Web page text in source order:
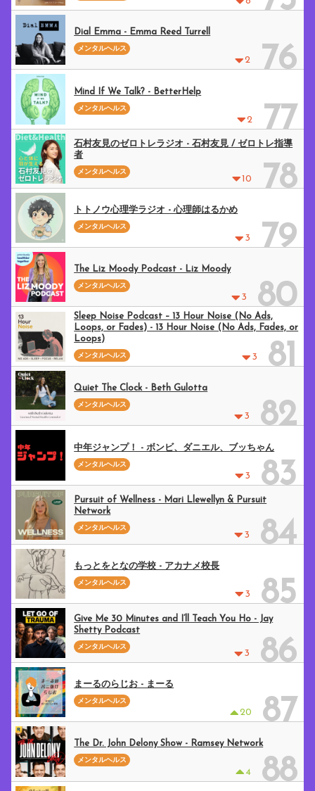
2 76
Dial Emma - Emma Reed Turrell
メンタルヘルス
2 77
Mind If We Talk? - BetterHelp
メンタルヘルス
10 78
石村友見のゼロトレラジオ - 石村友見 / ゼロトレ指導
者
メンタルヘルス
3 79
トトノウ心理学ラジオ - 心理師はるかめ
メンタルヘルス
3 80
The Liz Moody Podcast - Liz Moody
メンタルヘルス
3 81
Sleep Noise Podcast – 13 Hour Noise (No Ads,
Loops, or Fades) - 13 Hour Noise (No Ads, Fades, or
Loops)
メンタルヘルス
3 82
Quiet The Clock - Beth Gulotta
メンタルヘルス
3 83
中年ジャンプ！ - ボンビ、ダニエル、ブッちゃん
メンタルヘルス
3 84
Pursuit of Wellness - Mari Llewellyn & Pursuit
Network
メンタルヘルス
3 85
もっとをとなの学校 - アカナメ校長
メンタルヘルス
3 86
Give Me 30 Minutes and I’ll Teach You Ho - Jay
Shetty Podcast
メンタルヘルス
20 87
まーるのらじお - まーる
メンタルヘルス
4 88
The Dr. John Delony Show - Ramsey Network
メンタルヘルス